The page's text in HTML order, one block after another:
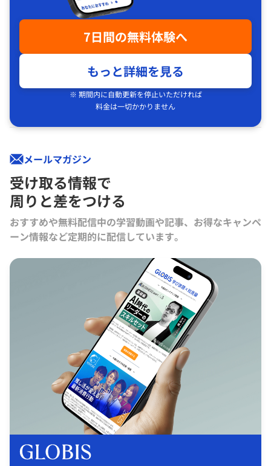
7日間の無料体験へ
もっと詳細を見る
※ 期間内に自動更新を停止いただければ
料金は一切かかりません
メールマガジン
受け取る情報で
周りと差をつける
おすすめや無料配信中の学習動画や記事、お得なキャンペ
ーン情報など定期的に配信しています。